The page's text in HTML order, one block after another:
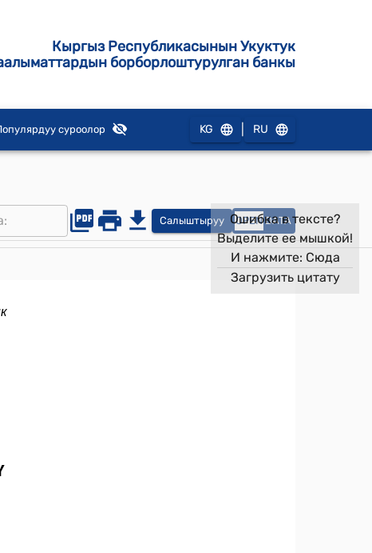
Кыргыз Республикасынын Укуктук
борборлоштурулган банкы
суроолор KG RU
Салыштыруу OPEN DATA
Ошибка в тексте?
Выделите ее мышкой!
И нажмите: Сюда
Загрузить цитату